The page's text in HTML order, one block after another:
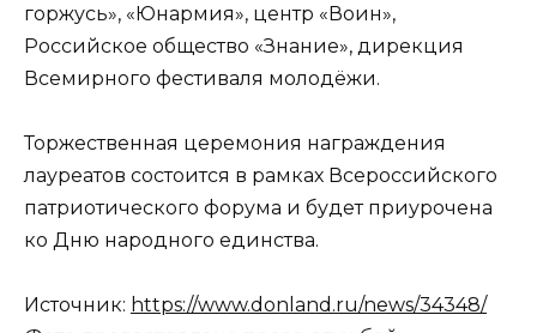
горжусь», «Юнармия», центр «Воин»,
Российское общество «Знание», дирекция
Всемирного фестиваля молодёжи.
Торжественная церемония награждения
лауреатов состоится в рамках Всероссийского
патриотического форума и будет приурочена
ко Дню народного единства.
Источник: https://www.donland.ru/news/34348/